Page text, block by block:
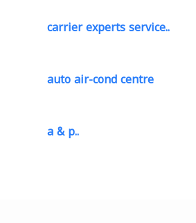
carrier experts service..
auto air-cond centre
a & p..